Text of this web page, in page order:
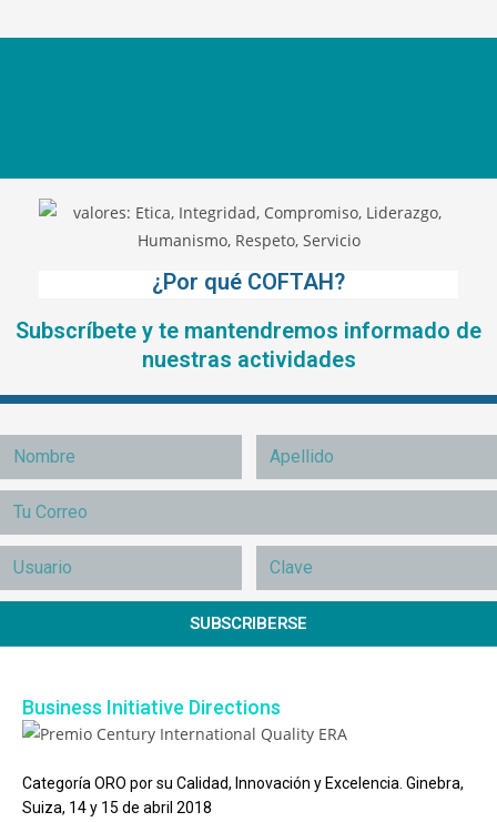
¿Por qué COFTAH?
Subscríbete y te mantendremos informado de
nuestras actividades
SUBSCRIBERSE
Business Initiative Directions
Categoría ORO por su Calidad, Innovación y Excelencia. Ginebra,
Suiza, 14 y 15 de abril 2018